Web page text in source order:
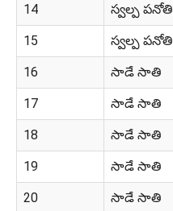
14 స్వల్ప పనోతి
15 స్వల్ప పనోతి
16 సాడే సాతి
17 సాడే సాతి
18 సాడే సాతి
19 సాడే సాతి
20 సాడే సాతి